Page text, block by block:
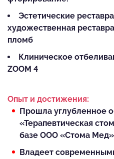
Эстетические
художественная
пломб
Клиническое
ZOOM 4
Опыт и достижения:
Прошла углубленное
«Терапевтическая
базе ООО «Стома
Владеет